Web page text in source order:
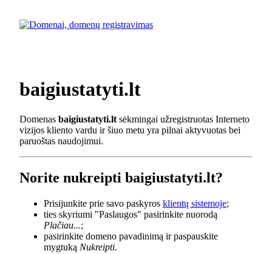
baigiustatyti.lt
Domenas baigiustatyti.lt sėkmingai užregistruotas Interneto
vizijos kliento vardu ir šiuo metu yra pilnai aktyvuotas bei
paruoštas naudojimui.
Norite nukreipti baigiustatyti.lt?
Prisijunkite prie savo paskyros klientų sistemoje;
ties skyriumi "Paslaugos" pasirinkite nuorodą
Plačiau...;
pasirinkite domeno pavadinimą ir paspauskite
mygtuką Nukreipti.